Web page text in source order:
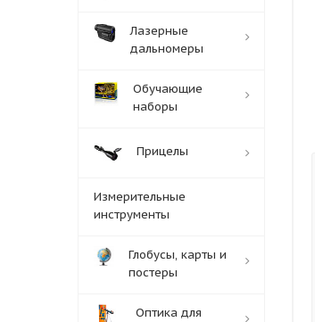
Лазерные
дальномеры
Обучающие
наборы
Прицелы
Измерительные
инструменты
Глобусы, карты и
постеры
Оптика для